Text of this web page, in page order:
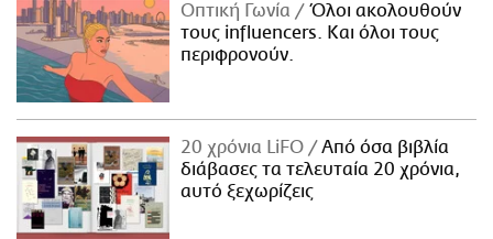
Οπτική Γωνία
Όλοι ακολουθούν
τους influencers. Και όλοι τους
περιφρονούν.
20 χρόνια LiFO
Από όσα βιβλία
διάβασες τα τελευταία 20 χρόνια,
αυτό ξεχωρίζεις